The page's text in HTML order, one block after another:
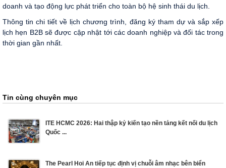
doanh và tạo động lực phát triển cho toàn bộ hệ sinh thái du lịch.
Thông tin chi tiết về lịch chương trình, đăng ký tham dự và sắp xếp
lịch hẹn B2B sẽ được cập nhật tới các doanh nghiệp và đối tác trong
thời gian gần nhất.
Tin cùng chuyên mục
ITE HCMC 2026: Hai thập kỷ kiến tạo nền tảng kết nối du lịch
Quốc ...
The Pearl Hoi An tiếp tục định vị chuỗi âm nhạc bên biển